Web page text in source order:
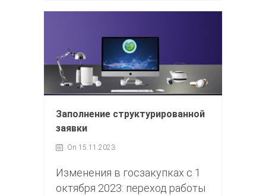
Заполнение структурированной
заявки
On 15.11.2023
Изменения в госзакупках с 1
октября 2023: переход работы